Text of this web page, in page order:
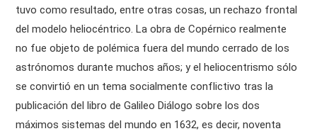
tuvo como resultado, entre otras cosas, un rechazo frontal
del modelo heliocéntrico. La obra de Copérnico realmente
no fue objeto de polémica fuera del mundo cerrado de los
astrónomos durante muchos años; y el heliocentrismo sólo
se convirtió en un tema socialmente conflictivo tras la
publicación del libro de Galileo Diálogo sobre los dos
máximos sistemas del mundo en 1632, es decir, noventa